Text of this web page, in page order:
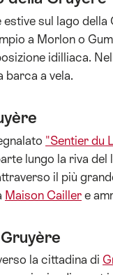
sul lago
a Morlon o
idilliaca.
barca a vela.
"Sentier du
lungo la riva
il più
Maison Cailler e
la cittadina di